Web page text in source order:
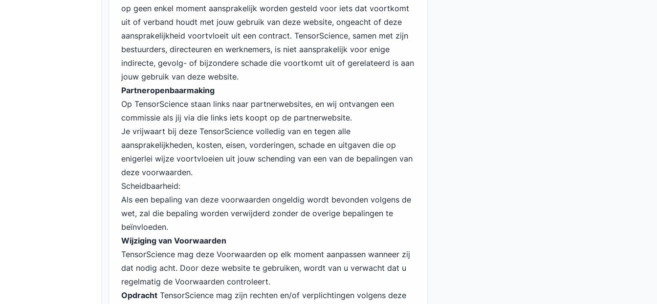
op geen enkel moment aansprakelijk worden gesteld voor iets dat voortkomt
uit of verband houdt met jouw gebruik van deze website, ongeacht of deze
aansprakelijkheid voortvloeit uit een contract. TensorScience, samen met zijn
bestuurders, directeuren en werknemers, is niet aansprakelijk voor enige
indirecte, gevolg- of bijzondere schade die voortkomt uit of gerelateerd is aan
jouw gebruik van deze website.
Partneropenbaarmaking
Op TensorScience staan links naar partnerwebsites, en wij ontvangen een
commissie als jij via die links iets koopt op de partnerwebsite.
Je vrijwaart bij deze TensorScience volledig van en tegen alle
aansprakelijkheden, kosten, eisen, vorderingen, schade en uitgaven die op
enigerlei wijze voortvloeien uit jouw schending van een van de bepalingen van
deze voorwaarden.
Scheidbaarheid:
Als een bepaling van deze voorwaarden ongeldig wordt bevonden volgens de
wet, zal die bepaling worden verwijderd zonder de overige bepalingen te
beïnvloeden.
Wijziging van Voorwaarden
TensorScience mag deze Voorwaarden op elk moment aanpassen wanneer zij
dat nodig acht. Door deze website te gebruiken, wordt van u verwacht dat u
regelmatig de Voorwaarden controleert.
Opdracht TensorScience mag zijn rechten en/of verplichtingen volgens deze